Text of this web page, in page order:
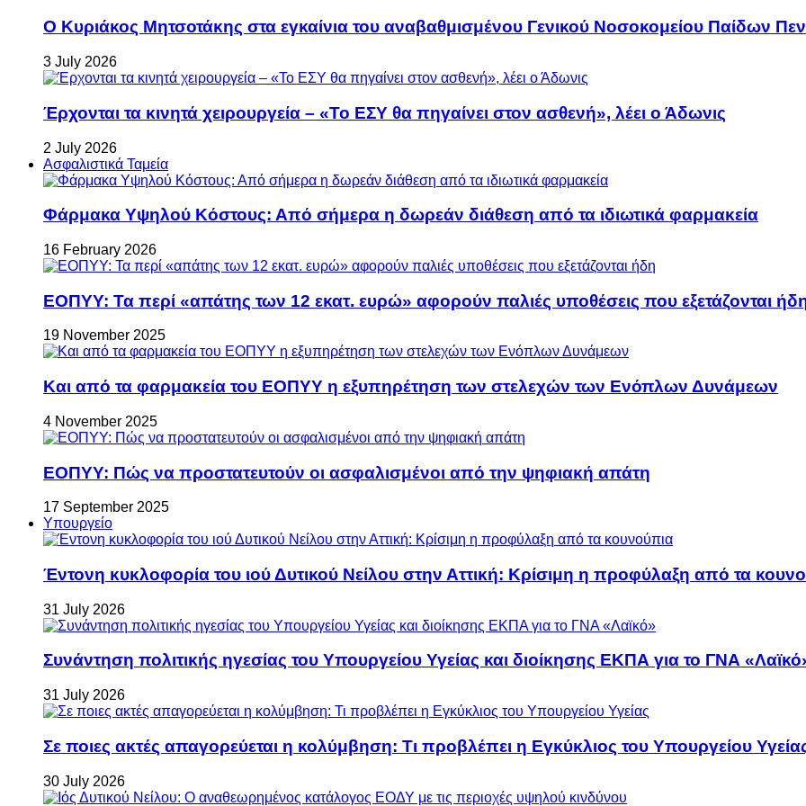
Ο Κυριάκος Μητσοτάκης στα εγκαίνια του αναβαθμισμένου Γενικού Νοσοκομείου Παίδων
3 July 2026
Έρχονται τα κινητά χειρουργεία – «Το ΕΣΥ θα πηγαίνει στον ασθενή», λέει ο Άδωνις
2 July 2026
Ασφαλιστικά Ταμεία
Φάρμακα Υψηλού Κόστους: Από σήμερα η δωρεάν διάθεση από τα ιδιωτικά φαρμακεία
16 February 2026
ΕΟΠΥΥ: Τα περί «απάτης των 12 εκατ. ευρώ» αφορούν παλιές υποθέσεις που εξετάζονται
19 November 2025
Και από τα φαρμακεία του ΕΟΠΥΥ η εξυπηρέτηση των στελεχών των Ενόπλων Δυνάμεων
4 November 2025
ΕΟΠΥΥ: Πώς να προστατευτούν οι ασφαλισμένοι από την ψηφιακή απάτη
17 September 2025
Υπουργείο
Έντονη κυκλοφορία του ιού Δυτικού Νείλου στην Αττική: Κρίσιμη η προφύλαξη από τα
31 July 2026
Συνάντηση πολιτικής ηγεσίας του Υπουργείου Υγείας και διοίκησης ΕΚΠΑ για το ΓΝΑ
31 July 2026
Σε ποιες ακτές απαγορεύεται η κολύμβηση: Τι προβλέπει η Εγκύκλιος του Υπουργείου
30 July 2026